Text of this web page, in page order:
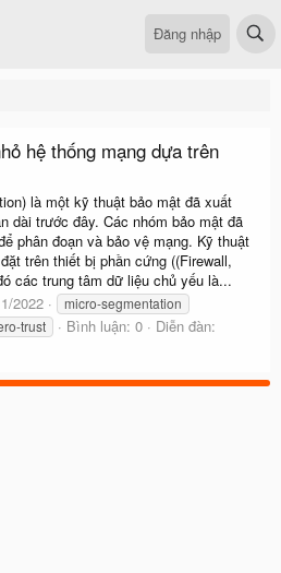
Đăng nhập
hệ thống mạng dựa trên
là một kỹ thuật bảo mật đã xuất
dài trước đây. Các nhóm bảo mật đã
phân đoạn và bảo vệ mạng. Kỹ thuật
trên thiết bị phần cứng ((Firewall,
các trung tâm dữ liệu chủ yếu là...
2022 micro-segmentation
trust Bình luận: 0
Diễn đàn: